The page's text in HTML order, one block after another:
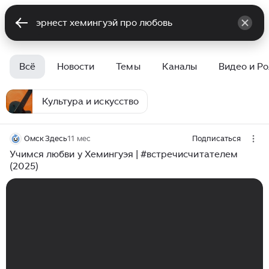
Всё Новости Темы Каналы Видео и
Культура и искусство
Омск Здесь11 мес Подписаться
Учимся любви у Хемингуэя | #встречисчитателем
(2025)